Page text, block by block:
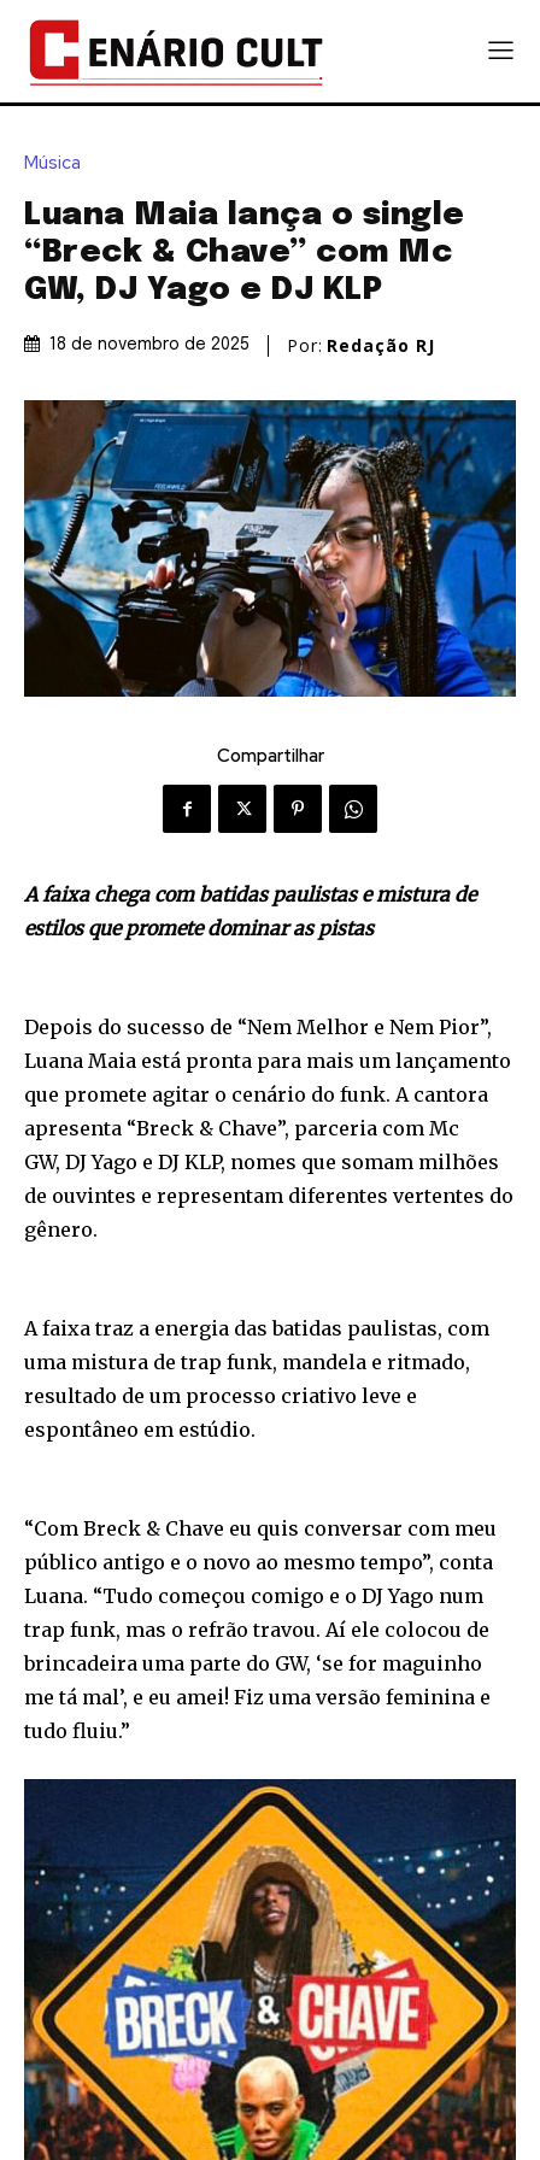
Música
Luana Maia lança o single
“Breck & Chave” com Mc
GW, DJ Yago e DJ KLP
18 de novembro de 2025 Por: Redação RJ
Compartilhar
A faixa chega com batidas paulistas e mistura de
estilos que promete dominar as pistas
Depois do sucesso de “Nem Melhor e Nem Pior”,
Luana Maia está pronta para mais um lançamento
que promete agitar o cenário do funk. A cantora
apresenta “Breck & Chave”, parceria com Mc
GW, DJ Yago e DJ KLP, nomes que somam milhões
de ouvintes e representam diferentes vertentes do
gênero.
A faixa traz a energia das batidas paulistas, com
uma mistura de trap funk, mandela e ritmado,
resultado de um processo criativo leve e
espontâneo em estúdio.
“Com Breck & Chave eu quis conversar com meu
público antigo e o novo ao mesmo tempo”, conta
Luana. “Tudo começou comigo e o DJ Yago num
trap funk, mas o refrão travou. Aí ele colocou de
brincadeira uma parte do GW, ‘se for maguinho
me tá mal’, e eu amei! Fiz uma versão feminina e
tudo fluiu.”